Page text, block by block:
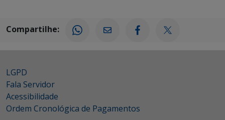
Compartilhe:
LGPD
Fala Servidor
Acessibilidade
Ordem Cronológica de Pagamentos